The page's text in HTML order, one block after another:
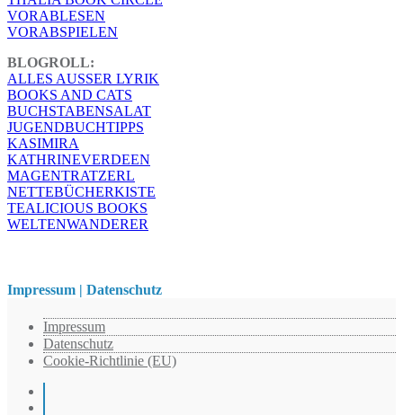
VORABLESEN
VORABSPIELEN
BLOGROLL:
ALLES AUSSER LYRIK
BOOKS AND CATS
BUCHSTABENSALAT
JUGENDBUCHTIPPS
KASIMIRA
KATHRINEVERDEEN
MAGENTRATZERL
NETTEBÜCHERKISTE
TEALICIOUS BOOKS
WELTENWANDERER
Impressum | Datenschutz
Impressum
Datenschutz
Cookie-Richtlinie (EU)